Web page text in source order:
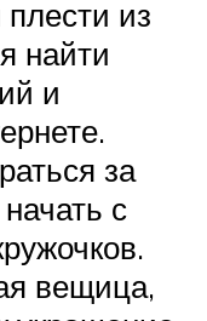
из
найти
и
за
с
вещица,